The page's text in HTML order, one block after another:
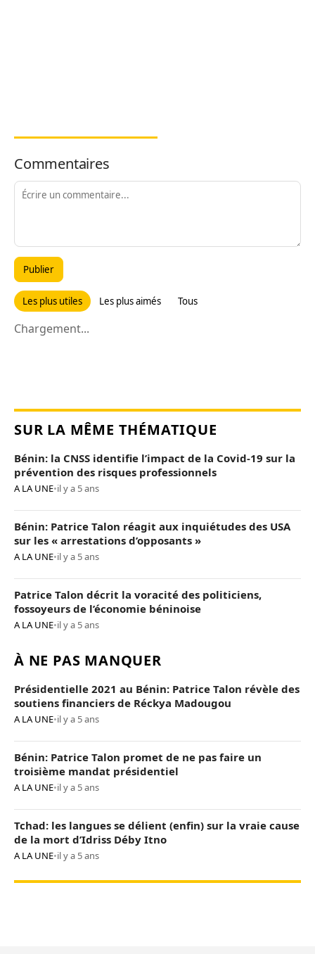
Commentaires
Publier
Les plus utiles Les plus aimés Tous
Chargement...
SUR LA MÊME THÉMATIQUE
Bénin: la CNSS identifie l’impact de la Covid-19 sur la
prévention des risques professionnels
A LA UNE•il y a 5 ans
Bénin: Patrice Talon réagit aux inquiétudes des USA
sur les « arrestations d’opposants »
A LA UNE•il y a 5 ans
Patrice Talon décrit la voracité des politiciens,
fossoyeurs de l’économie béninoise
A LA UNE•il y a 5 ans
À NE PAS MANQUER
Présidentielle 2021 au Bénin: Patrice Talon révèle des
soutiens financiers de Réckya Madougou
A LA UNE•il y a 5 ans
Bénin: Patrice Talon promet de ne pas faire un
troisième mandat présidentiel
A LA UNE•il y a 5 ans
Tchad: les langues se délient (enfin) sur la vraie cause
de la mort d’Idriss Déby Itno
A LA UNE•il y a 5 ans